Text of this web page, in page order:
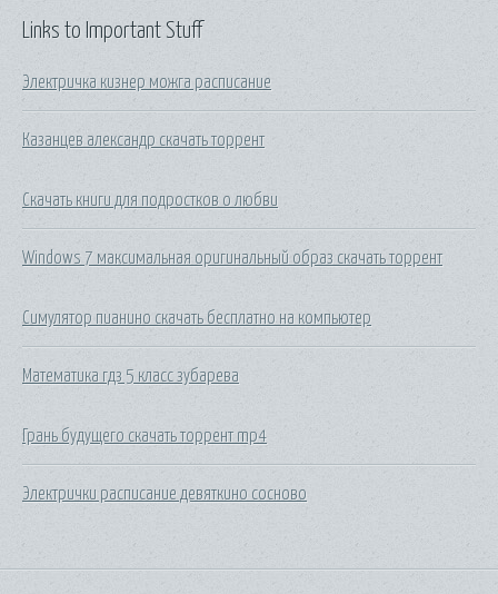
Links to Important Stuff
Электричка кизнер можга расписание
Казанцев александр скачать торрент
Скачать книги для подростков о любви
Windows 7 максимальная оригинальный образ скачать торрент
Симулятор пианино скачать бесплатно на компьютер
Математика гдз 5 класс зубарева
Грань будущего скачать торрент mp4
Электрички расписание девяткино сосново